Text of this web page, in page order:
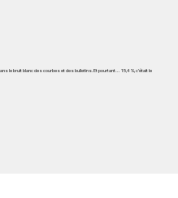
le bruit blanc des courbes et des bulletins. Et pourtant… 15,4 %, c’était le